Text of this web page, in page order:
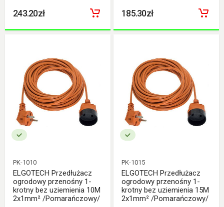
243.20zł 185.30zł
PK-1010
ELGOTECH Przedłużacz
ogrodowy przenośny 1-
krotny bez uziemienia 10M
2x1mm² /Pomarańczowy/
PK-1015
ELGOTECH Przedłużacz
ogrodowy przenośny 1-
krotny bez uziemienia 15M
2x1mm² /Pomarańczowy/